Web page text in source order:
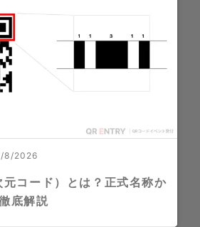
8/2026
元コード）とは？正式名称か
底解説